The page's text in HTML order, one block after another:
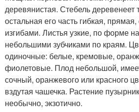
деревянистая. Стебель деревенеет
остальная его часть гибкая,
изгибами. Листья узкие, по форме
небольшими зубчиками по краям.
одиночные: белые, кремовые,
фиолетовые. Плод небольшой,
сочный, оранжевого или красного
вздутая чашечка. Растение
необычно, экзотично.